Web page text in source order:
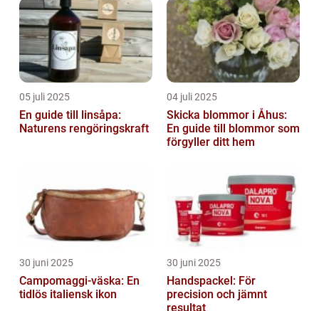
05 juli 2025
En guide till linsåpa:
Naturens rengöringskraft
04 juli 2025
Skicka blommor i Åhus:
En guide till blommor som
förgyller ditt hem
30 juni 2025
Campomaggi-väska: En
tidlös italiensk ikon
30 juni 2025
Handspackel: För
precision och jämnt
resultat